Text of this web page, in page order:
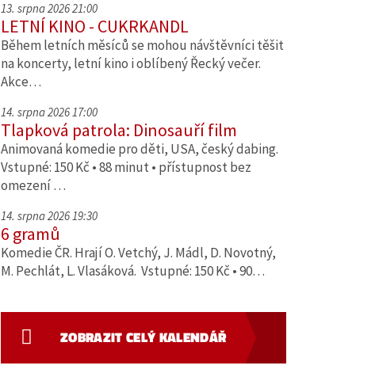
13. srpna 2026 21:00
LETNÍ KINO - CUKRKANDL
Během letních měsíců se mohou návštěvníci těšit
na koncerty, letní kino i oblíbený Řecký večer.
Akce…
14. srpna 2026 17:00
Tlapková patrola: Dinosauří film
Animovaná komedie pro děti, USA, český dabing.
Vstupné: 150 Kč • 88 minut • přístupnost bez
omezení …
14. srpna 2026 19:30
6 gramů
Komedie ČR. Hrají O. Vetchý, J. Mádl, D. Novotný,
M. Pechlát, L. Vlasáková. Vstupné: 150 Kč • 90…
ZOBRAZIT CELÝ KALENDÁŘ